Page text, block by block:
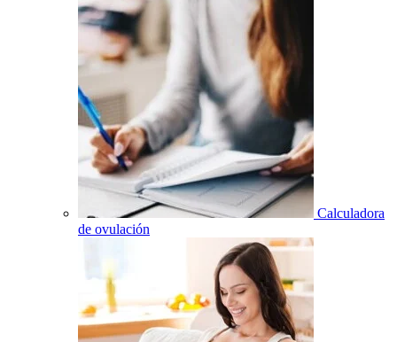
Calculadora
de ovulación